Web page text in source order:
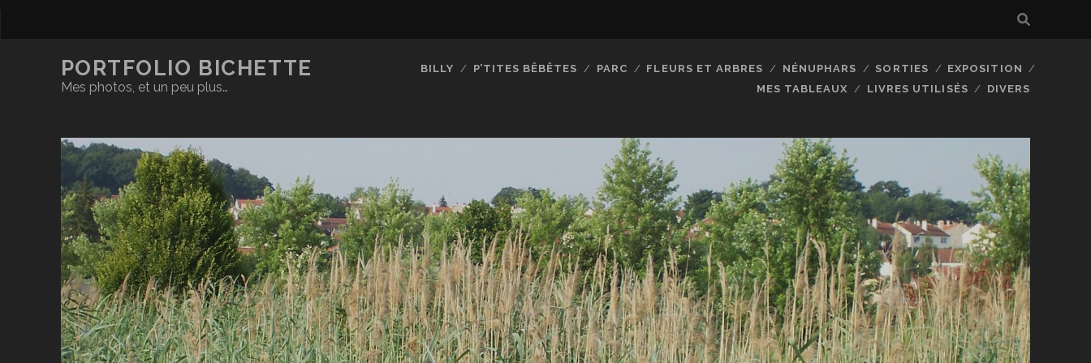
PORTFOLIO BICHETTE
Mes photos, et un peu plus…
BILLY P’TITES BÊBÊTES PARC FLEURS ET ARBRES NÉNUPHARS SORTIES
EXPOSITION
MES TABLEAUX
LIVRES UTILISÉS DIVERS